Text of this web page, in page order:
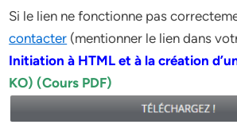
Si le lien ne fonctionne pas
contacter (mentionner le lien dans
Initiation à HTML et à la création
KO) (Cours PDF)